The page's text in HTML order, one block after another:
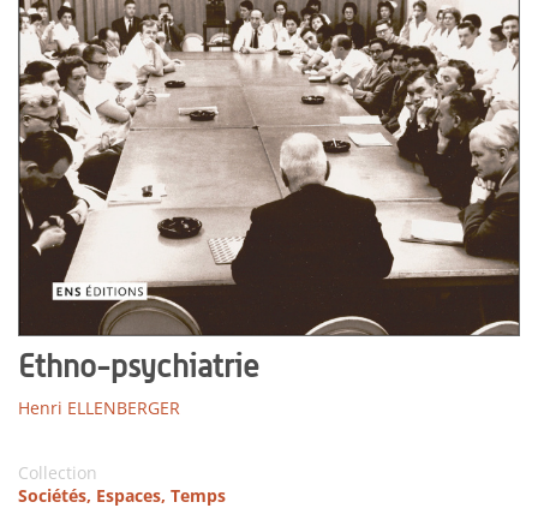
Ethno-psychiatrie
Henri ELLENBERGER
Collection
Sociétés, Espaces, Temps